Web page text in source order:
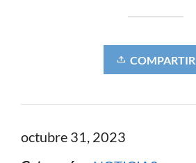
COMPARTIR
octubre 31, 2023